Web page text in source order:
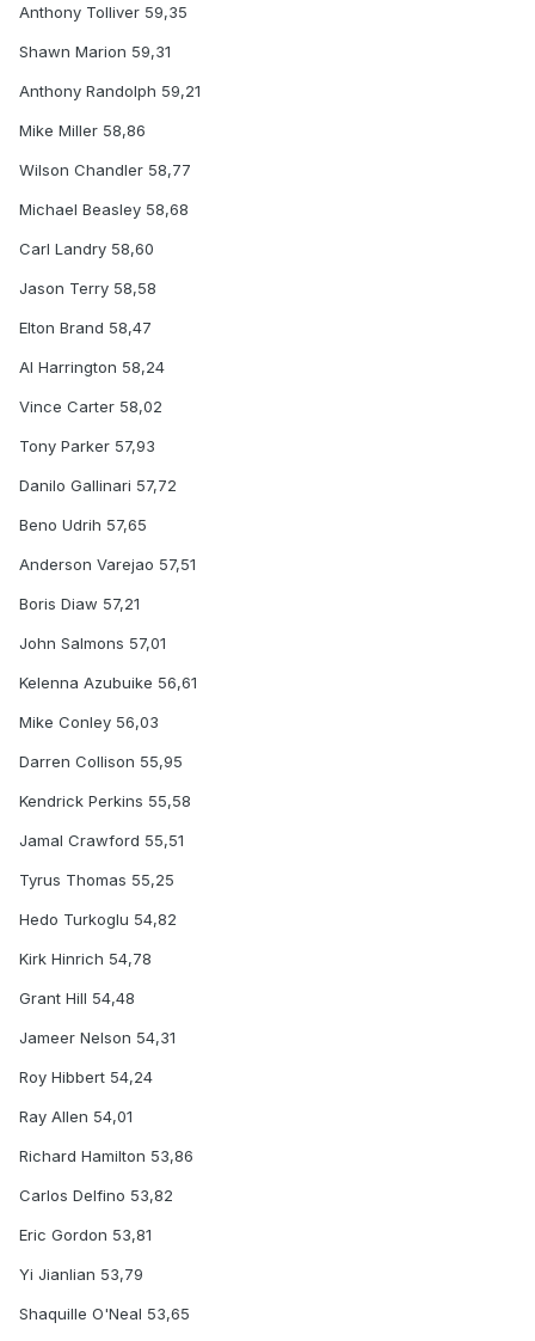
Anthony Tolliver 59,35
Shawn Marion 59,31
Anthony Randolph 59,21
Mike Miller 58,86
Wilson Chandler 58,77
Michael Beasley 58,68
Carl Landry 58,60
Jason Terry 58,58
Elton Brand 58,47
Al Harrington 58,24
Vince Carter 58,02
Tony Parker 57,93
Danilo Gallinari 57,72
Beno Udrih 57,65
Anderson Varejao 57,51
Boris Diaw 57,21
John Salmons 57,01
Kelenna Azubuike 56,61
Mike Conley 56,03
Darren Collison 55,95
Kendrick Perkins 55,58
Jamal Crawford 55,51
Tyrus Thomas 55,25
Hedo Turkoglu 54,82
Kirk Hinrich 54,78
Grant Hill 54,48
Jameer Nelson 54,31
Roy Hibbert 54,24
Ray Allen 54,01
Richard Hamilton 53,86
Carlos Delfino 53,82
Eric Gordon 53,81
Yi Jianlian 53,79
Shaquille O'Neal 53,65